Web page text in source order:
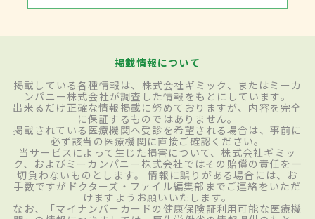
掲載情報について
掲載している各種情報は、株式会社ギミック、またはミーカ
ンパニー株式会社が調査した情報をもとにしています。
出来るだけ正確な情報掲載に努めておりますが、内容を完全
に保証するものではありません。
掲載されている医療機関へ受診を希望される場合は、事前に
必ず該当の医療機関に直接ご確認ください。
当サービスによって生じた損害について、株式会社ギミッ
ク、およびミーカンパニー株式会社ではその賠償の責任を一
切負わないものとします。 情報に誤りがある場合には、お
手数ですがドクターズ・ファイル編集部までご連絡をいただ
けますようお願いいたします。
なお、「マイナンバーカードの健康保険証利用可能な医療機